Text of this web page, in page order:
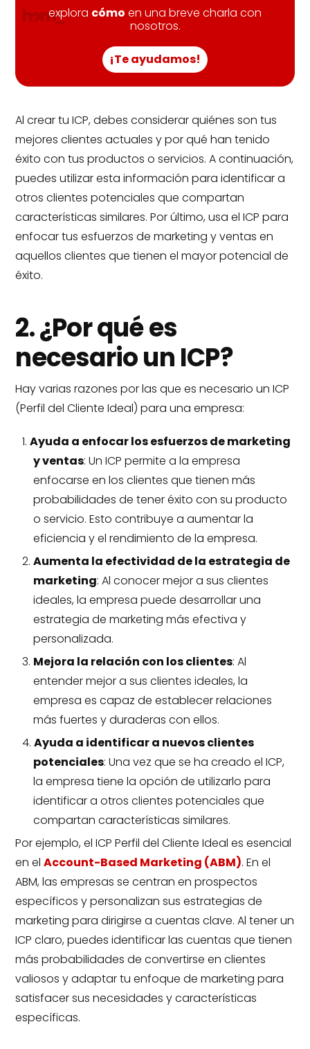
explora cómo en una breve charla con
nosotros.
¡Te ayudamos!
Al crear tu ICP, debes considerar quiénes son tus
mejores clientes actuales y por qué han tenido
éxito con tus productos o servicios. A continuación,
puedes utilizar esta información para identificar a
otros clientes potenciales que compartan
características similares. Por último, usa el ICP para
enfocar tus esfuerzos de marketing y ventas en
aquellos clientes que tienen el mayor potencial de
éxito.
2. ¿Por qué es
necesario un ICP?
Hay varias razones por las que es necesario un ICP
(Perfil del Cliente Ideal) para una empresa:
Ayuda a enfocar los esfuerzos de marketing
y ventas: Un ICP permite a la empresa
enfocarse en los clientes que tienen más
probabilidades de tener éxito con su producto
o servicio. Esto contribuye a aumentar la
eficiencia y el rendimiento de la empresa.
Aumenta la efectividad de la estrategia de
marketing: Al conocer mejor a sus clientes
ideales, la empresa puede desarrollar una
estrategia de marketing más efectiva y
personalizada.
Mejora la relación con los clientes: Al
entender mejor a sus clientes ideales, la
empresa es capaz de establecer relaciones
más fuertes y duraderas con ellos.
Ayuda a identificar a nuevos clientes
potenciales: Una vez que se ha creado el ICP,
la empresa tiene la opción de utilizarlo para
identificar a otros clientes potenciales que
compartan características similares.
Por ejemplo, el ICP Perfil del Cliente Ideal es esencial
en elAccount-Based Marketing (ABM). En el
ABM, las empresas se centran en prospectos
específicos y personalizan sus estrategias de
marketing para dirigirse a cuentas clave. Al tener un
ICP claro, puedes identificar las cuentas que tienen
más probabilidades de convertirse en clientes
valiosos y adaptar tu enfoque de marketing para
satisfacer sus necesidades y características
específicas.